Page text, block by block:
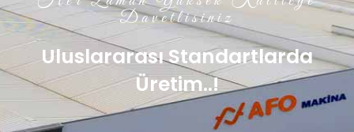
Davetlisiniz
Uluslararası Standartlarda
Üretim..!